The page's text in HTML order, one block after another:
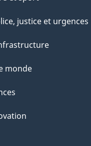
justice et urgences
monde